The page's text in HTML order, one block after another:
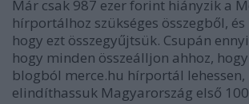
Már csak 987 ezer forint hiányzik a
hírportálhoz szükséges összegből,
hogy ezt összegyűjtsük. Csupán
hogy minden összeálljon ahhoz,
blogból merce.hu hírportál lehessen,
elindíthassuk Magyarország első